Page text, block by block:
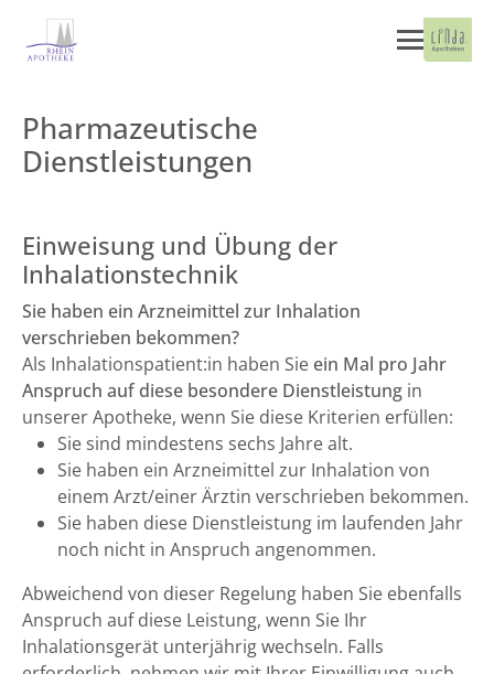
Pharmazeutische
Dienstleistungen
Einweisung und Übung der
Inhalationstechnik
Sie haben ein Arzneimittel zur Inhalation
verschrieben bekommen?
Als Inhalationspatient:in haben Sie ein Mal pro Jahr
Anspruch auf diese besondere Dienstleistung in
unserer Apotheke, wenn Sie diese Kriterien erfüllen:
Sie sind mindestens sechs Jahre alt.
Sie haben ein Arzneimittel zur Inhalation von
einem Arzt/einer Ärztin verschrieben bekommen.
Sie haben diese Dienstleistung im laufenden Jahr
noch nicht in Anspruch angenommen.
Abweichend von dieser Regelung haben Sie ebenfalls
Anspruch auf diese Leistung, wenn Sie Ihr
Inhalationsgerät unterjährig wechseln. Falls